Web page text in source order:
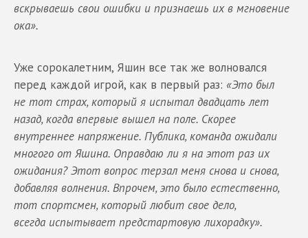
вскрываешь свои ошибки и признаешь их в мгновение
ока».
Уже сорокалетним, Яшин все так же волновался
перед каждой игрой, как в первый раз: «Это был
не тот страх, который я испытал двадцать лет
назад, когда впервые вышел на поле. Скорее
внутреннее напряжение. Публика, команда ожидали
многого от Яшина. Оправдаю ли я на этот раз их
ожидания? Этот вопрос терзал меня снова и снова,
добавляя волнения. Впрочем, это было естественно,
тот спортсмен, который любит свое дело,
всегда испытывает предстартовую лихорадку».